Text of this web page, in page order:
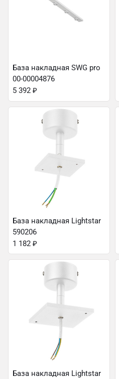
База накладная SWG pro
00-00004876
5 392 ₽
База накладная Lightstar
590206
1 182 ₽
База накладная Lightstar